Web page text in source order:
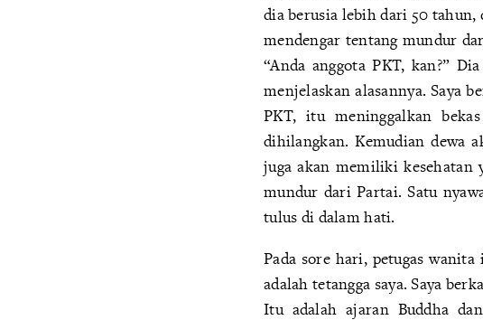
dia berusia lebih dari 50 tahun,
mendengar tentang mundur
“Anda anggota PKT, kan?”
menjelaskan alasannya. Saya
PKT, itu meninggalkan
dihilangkan. Kemudian dewa
juga akan memiliki kesehatan
mundur dari Partai. Satu
tulus di dalam hati.
Pada sore hari, petugas
adalah tetangga saya. Saya
Itu adalah ajaran Buddha